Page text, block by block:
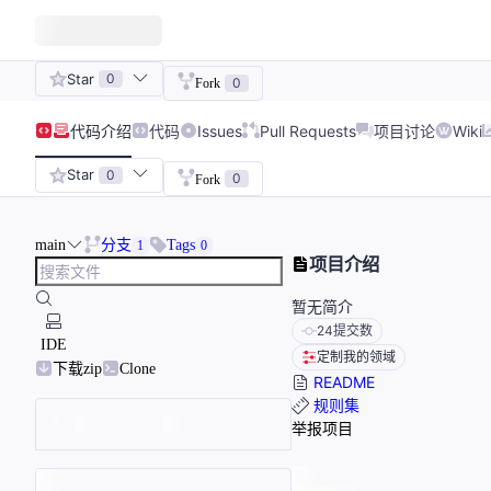
Star 0 Fork 0
代码介绍 代码 Issues Pull Requests 项目讨论 Wiki
Star 0 Fork 0
main 分支 1 Tags 0
IDE
下载zip
Clone
项目介绍
暂无简介
24提交数
定制我的领域
README
规则集
举报项目